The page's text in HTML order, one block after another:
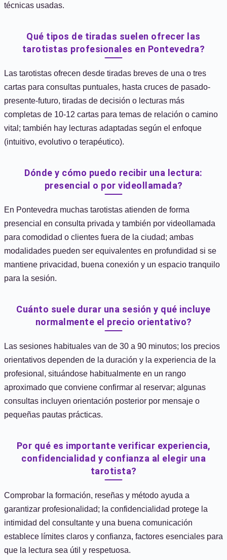
técnicas usadas.
Qué tipos de tiradas suelen ofrecer las
tarotistas profesionales en Pontevedra?
Las tarotistas ofrecen desde tiradas breves de una o tres
cartas para consultas puntuales, hasta cruces de pasado-
presente-futuro, tiradas de decisión o lecturas más
completas de 10-12 cartas para temas de relación o camino
vital; también hay lecturas adaptadas según el enfoque
(intuitivo, evolutivo o terapéutico).
Dónde y cómo puedo recibir una lectura:
presencial o por videollamada?
En Pontevedra muchas tarotistas atienden de forma
presencial en consulta privada y también por videollamada
para comodidad o clientes fuera de la ciudad; ambas
modalidades pueden ser equivalentes en profundidad si se
mantiene privacidad, buena conexión y un espacio tranquilo
para la sesión.
Cuánto suele durar una sesión y qué incluye
normalmente el precio orientativo?
Las sesiones habituales van de 30 a 90 minutos; los precios
orientativos dependen de la duración y la experiencia de la
profesional, situándose habitualmente en un rango
aproximado que conviene confirmar al reservar; algunas
consultas incluyen orientación posterior por mensaje o
pequeñas pautas prácticas.
Por qué es importante verificar experiencia,
confidencialidad y confianza al elegir una
tarotista?
Comprobar la formación, reseñas y método ayuda a
garantizar profesionalidad; la confidencialidad protege la
intimidad del consultante y una buena comunicación
establece límites claros y confianza, factores esenciales para
que la lectura sea útil y respetuosa.